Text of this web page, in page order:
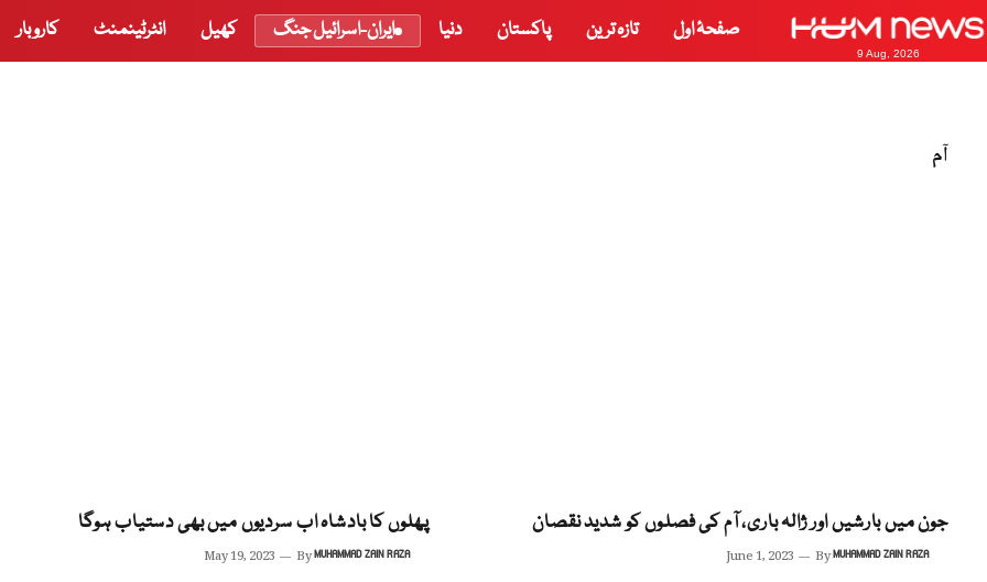
9 Aug, 2026
صفحۂ اول تازہ ترین پاکستان دنیا ایران-اسرائیل جنگ کھیل انٹرٹینمنٹ کاروبار
آم
جون میں بارشیں اور ژالہ باری، آم کی فصلوں کو شدید نقصان
June 1, 2023 ByMUHAMMAD ZAIN RAZA
پھلوں کا بادشاہ اب سردیوں میں بھی دستیاب ہوگا
May 19, 2023 ByMUHAMMAD ZAIN RAZA